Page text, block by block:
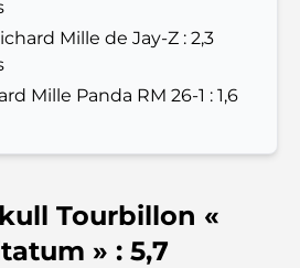
familles
de Business Bay, à Dubaï :
avec vue à Dubaï : un parfait
vue sur le Burj Al Arab :
exceptionnelles à
Mille de Jay-Z : 2,3
Mille Panda RM 26-1 : 1,6
Tourbillon «
» : 5,7